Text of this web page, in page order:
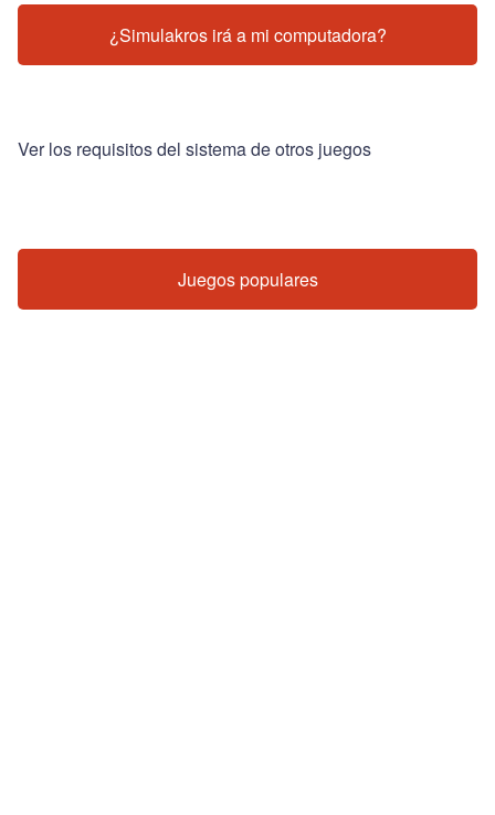
¿Simulakros irá a mi computadora?
Ver los requisitos del sistema de otros juegos
Juegos populares